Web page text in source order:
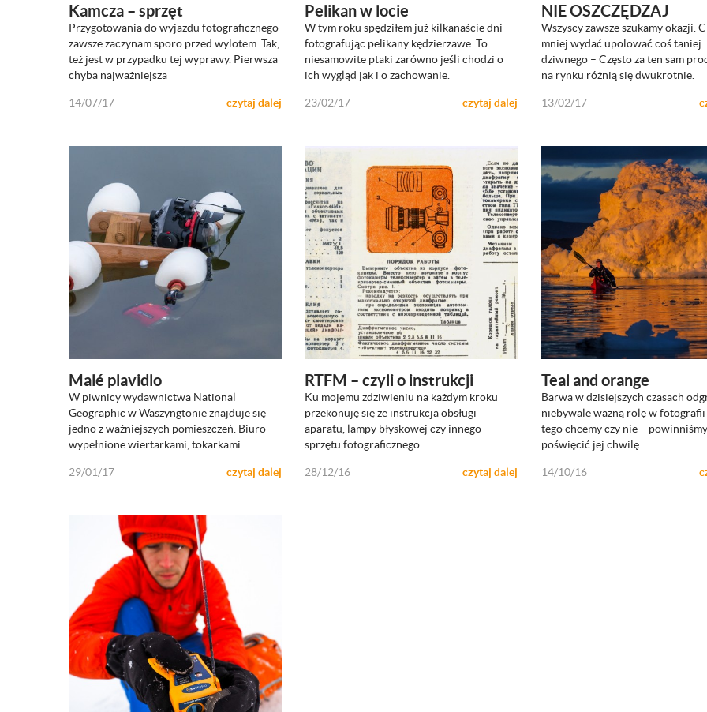
Kamcza – sprzęt
Przygotowania do wyjazdu fotograficznego
zawsze zaczynam sporo przed wylotem. Tak,
też jest w przypadku tej wyprawy. Pierwsza
chyba najważniejsza
14/07/17 czytaj dalej
Pelikan w locie
W tym roku spędziłem już kilkanaście dni
fotografując pelikany kędzierzawe. To
niesamowite ptaki zarówno jeśli chodzi o
ich wygląd jak i o zachowanie.
23/02/17 czytaj dalej
NIE OSZCZĘDZAJ
Wszyscy zawsze szukamy okazji.
mniej wydać upolować coś taniej.
dziwnego – Często za ten sam
na rynku różnią się dwukrotnie.
13/02/17
ZOBACZ
Malé plavidlo
W piwnicy wydawnictwa National
Geographic w Waszyngtonie znajduje się
jedno z ważniejszych pomieszczeń. Biuro
wypełnione wiertarkami, tokarkami
29/01/17 czytaj dalej
ZOBACZ
RTFM – czyli o instrukcji
Ku mojemu zdziwieniu na każdym kroku
przekonuję się że instrukcja obsługi
aparatu, lampy błyskowej czy innego
sprzętu fotograficznego
28/12/16 czytaj dalej
ZOBACZ
Teal and orange
Barwa w dzisiejszych czasach
niebywale ważną rolę w fotografii
tego chcemy czy nie – powinniśmy
poświęcić jej chwilę.
14/10/16
ZOBACZ